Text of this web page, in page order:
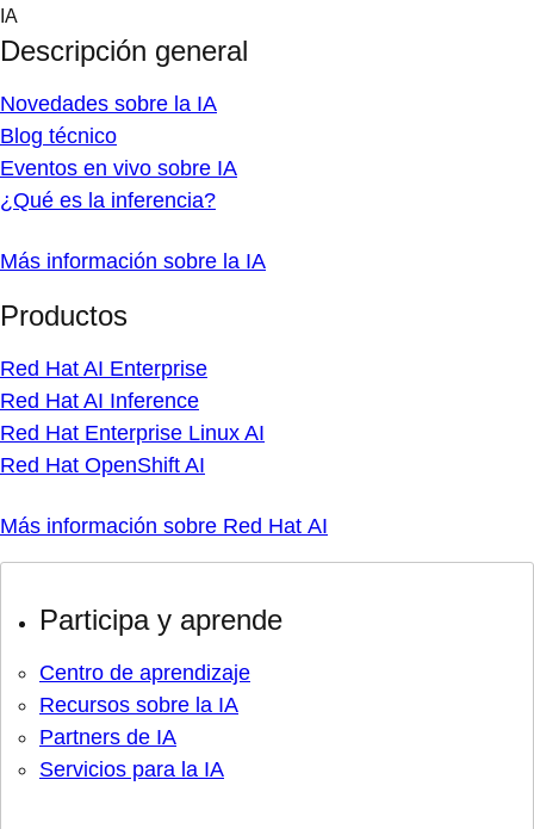
Skip
content
IA
Descripción general
Novedades sobre la IA
Blog técnico
Eventos en vivo sobre IA
¿Qué es la inferencia?
Más información sobre la IA
Productos
Red Hat AI Enterprise
Red Hat AI Inference
Red Hat Enterprise Linux AI
Red Hat OpenShift AI
Más información sobre Red Hat AI
Participa y aprende
Centro de aprendizaje
Recursos sobre la IA
Partners de IA
Servicios para la IA